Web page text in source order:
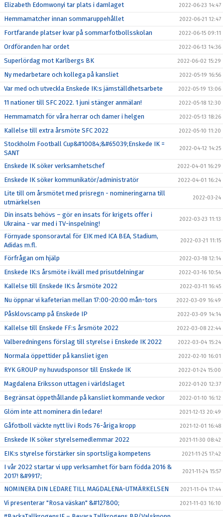
Elizabeth Edomwonyi tar plats i damlaget 2022-06-23 14:47
Hemmamatcher innan sommaruppehållet 2022-06-21 12:47
Fortfarande platser kvar på sommarfotbollsskolan 2022-06-15 09:11
Ordföranden har ordet 2022-06-13 14:36
Superlördag mot Karlbergs BK 2022-06-02 15:29
Ny medarbetare och kollega på kansliet 2022-05-19 16:56
Var med och utveckla Enskede IK:s jämställdhetsarbete 2022-05-19 13:06
11 nationer till SFC 2022. 1 juni stänger anmälan! 2022-05-18 12:30
Hemmamatch för våra herrar och damer i helgen 2022-05-13 18:26
Kallelse till extra årsmöte SFC 2022 2022-05-10 11:20
Stockholm Football Cup&#10084;&#65039;Enskede IK =
SANT
2022-04-12 14:25
Enskede IK söker verksamhetschef 2022-04-01 16:29
Enskede IK söker kommunikatör/administratör 2022-04-01 16:24
Lite till om årsmötet med prisregn - nomineringarna till
utmärkelsen
2022-03-24
Din insats behövs – gör en insats för krigets offer i
Ukraina - var med i TV-inspelning!
2022-03-23 11:13
Förnyade sponsoravtal för EIK med ICA BEA, Stadium,
Adidas m.fl.
2022-03-21 11:15
Förfrågan om hjälp 2022-03-18 12:14
Enskede IK:s årsmöte i kväll med prisutdelningar 2022-03-16 10:54
Kallelse till Enskede IK:s årsmöte 2022 2022-03-11 16:45
Nu öppnar vi kafeterian mellan 17:00-20:00 mån-tors 2022-03-09 16:49
Påsklovscamp på Enskede IP 2022-03-09 14:14
Kallelse till Enskede FF:s årsmöte 2022 2022-03-08 22:44
Valberedningens förslag till styrelse i Enskede IK 2022 2022-03-04 15:24
Normala öppettider på kansliet igen 2022-02-10 16:01
RYK GROUP ny huvudsponsor till Enskede IK 2022-01-24 15:00
Magdalena Eriksson uttagen i världslaget 2022-01-20 12:37
Begränsat öppethållande på kansliet kommande veckor 2022-01-10 16:12
Glöm inte att nominera din ledare! 2021-12-13 20:49
Gåfotboll väckte nytt liv i Rods 76-åriga kropp 2021-12-01 16:48
Enskede IK söker styrelsemedlemmar 2022 2021-11-30 08:42
EIK:s styrelse förstärker sin sportsliga kompetens 2021-11-25 17:42
I vår 2022 startar vi upp verksamhet för barn födda 2016 &
2017! &#9917;
2021-11-24 15:57
NOMINERA DIN LEDARE TILL MAGDALENA-UTMÄRKELSEN 2021-11-04 17:44
Vi presenterar "Rosa väskan" &#127800; 2021-11-03 16:10